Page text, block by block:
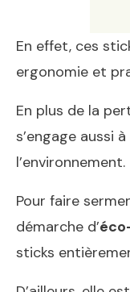
En effet, ces
ergonomie et
En plus de la
s’engage aussi
l’environnement.
Pour faire
démarche d’
sticks